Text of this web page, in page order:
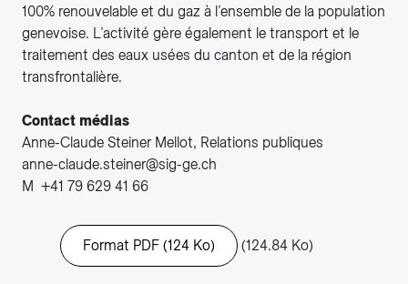
100% renouvelable et du gaz à l’ensemble de la population
genevoise. L’activité gère également le transport et le
traitement des eaux usées du canton et de la région
transfrontalière.
Contact médias
Anne-Claude Steiner Mellot, Relations publiques
anne-claude.steiner@sig-ge.ch
M +41 79 629 41 66
Format PDF (124 Ko) (124.84 Ko)